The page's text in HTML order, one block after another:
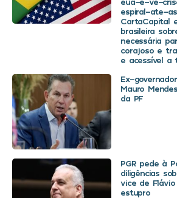
espiral-ate-
CartaCapital
brasileira
necessária
corajoso e
e acessível a
Ex-
Mauro
da PF
PGR pede à
diligências
vice de
estupro